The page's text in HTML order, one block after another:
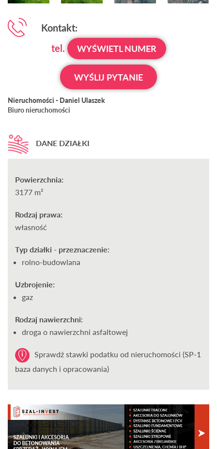
Kontakt:
tel.
WYŚWIETL NUMER
WYŚLIJ PYTANIE
Nieruchomości - Daniel Ulaszek
Biuro nieruchomości
DANE DZIAŁKI
Powierzchnia:
3177 m²
Rodzaj prawa:
własność
Typ działki - przeznaczenie:
rolno-budowlana
Uzbrojenie:
gaz
Rodzaj nawierzchni:
droga o nawierzchni asfaltowej
Sprawdź stawki podatku od nieruchomości (SP-1
baza danych i opracowania)